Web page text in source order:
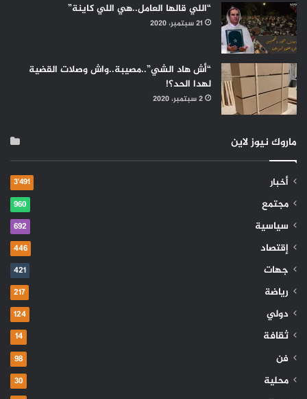
“اللي قالها العامل..هي اللي كاينة”
21 سبتمبر، 2020
“أش هاد الشي”..مصيبة..واش وصلات القضية
لهدا الحد؟!
2 سبتمبر، 2020
ماروك نيوز لاين
أخبار 3٬491
مجتمع 960
سياسية 692
إقتصاد 446
جهات 421
رياضة 217
دولي 124
ثقافة 14
فن 98
محلية 30